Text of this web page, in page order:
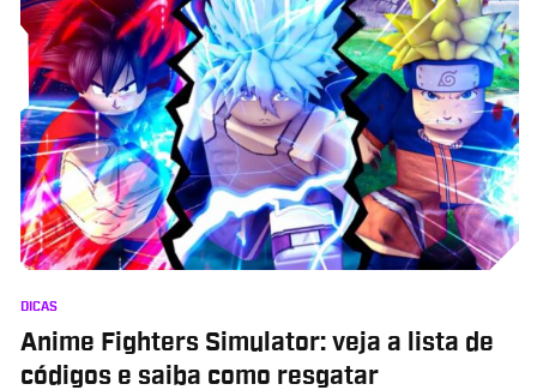
DICAS
Anime Fighters Simulator: veja a lista de
códigos e saiba como resgatar